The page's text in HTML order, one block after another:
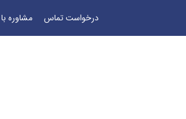
درخواست تماس مشاوره